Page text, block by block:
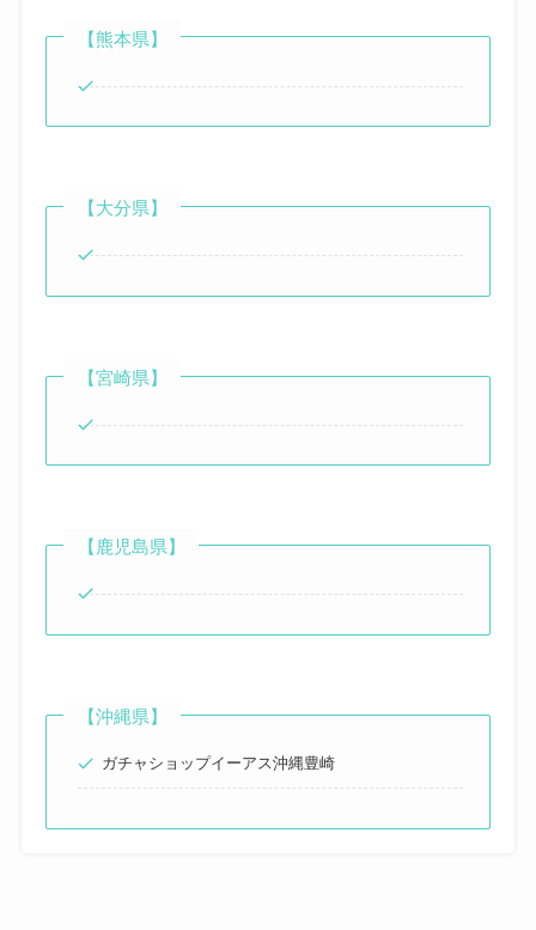
【熊本県】
【大分県】
【宮崎県】
【鹿児島県】
【沖縄県】
ガチャショップイーアス沖縄豊崎